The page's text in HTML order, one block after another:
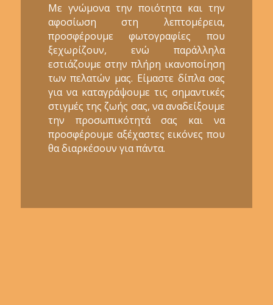
Με γνώμονα την ποιότητα και την
αφοσίωση στη λεπτομέρεια,
προσφέρουμε φωτογραφίες που
ξεχωρίζουν, ενώ παράλληλα
εστιάζουμε στην πλήρη ικανοποίηση
των πελατών μας. Είμαστε δίπλα σας
για να καταγράψουμε τις σημαντικές
στιγμές της ζωής σας, να αναδείξουμε
την προσωπικότητά σας και να
προσφέρουμε αξέχαστες εικόνες που
θα διαρκέσουν για πάντα.